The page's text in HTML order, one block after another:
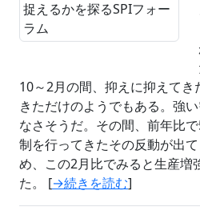
10～2月の間、抑えに抑えてき
きただけのようでもある。強
なさそうだ。その間、前年比
制を行ってきたその反動が出
め、この2月比でみると生産増
た。 [→続きを読む]